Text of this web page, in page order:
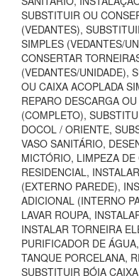
SUBSTITUIR OU
(VEDANTES),
SIMPLES (VEDANTES/
CONSERTAR
(VEDANTES/UNIDADE),
OU CAIXA ACOPLADA
REPARO DESCARGA
(COMPLETO),
DOCOL / ORIENTE,
VASO SANITÁRIO,
MICTÓRIO, LIMPEZA
RESIDENCIAL,
(EXTERNO PAREDE),
ADICIONAL (INTERNO
LAVAR ROUPA,
INSTALAR TORNEIRA
PURIFICADOR DE
TANQUE PORCELANA,
SUBSTITUIR BÓIA